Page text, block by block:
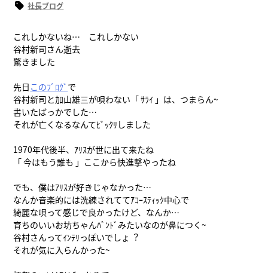
社長ブログ
これしかないね… これしかない
谷村新司さん逝去
驚きました
先日 このﾌﾞﾛｸﾞ で
谷村新司と加山雄三が唄わない「 ｻﾗｲ 」は、つまらん~
書いたばっかでした…
それが亡くなるなんてﾋﾞｯｸﾘしました
1970年代後半、ｱﾘｽが世に出て来たね
「 今はもう誰も 」ここから快進撃やったね
でも、僕はｱﾘｽが好きじゃなかった…
なんか音楽的には洗練されててｱｺｰｽﾃｨｯｸ中心で
綺麗な唄って感じで良かったけど、なんか…
育ちのいいお坊ちゃんﾊﾞﾝﾄﾞみたいなのが鼻につく~
谷村さんってｲﾝﾃﾘっぽいでしょ︖
それが気に入らんかった~